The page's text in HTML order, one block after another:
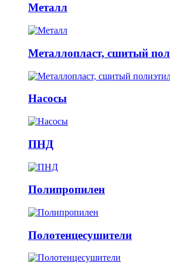
Металл
Металлопласт, сшитый
Насосы
ПНД
Полипропилен
Полотенцесушители